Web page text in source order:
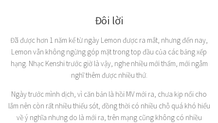
Đôi lời
Đã được hơn 1 năm kể từ ngày Lemon được ra mắt, nhưng đến nay,
Lemon vẫn không ngừng góp mặt trong top đầu của các bảng xếp
hạng. Nhạc Kenshi trước giờ là vậy, nghe nhiều mới thấm, mới ngẫm
nghĩ thêm được nhiều thứ.
Ngày trước mình dịch, vì căn bản là hồi MV mới ra, chưa kịp nổi cho
lắm nên còn rất nhiều thiếu sót, đồng thời có nhiều chỗ quá khó hiểu
về ý nghĩa nhưng do là mới ra, trên mạng cũng không có nhiều